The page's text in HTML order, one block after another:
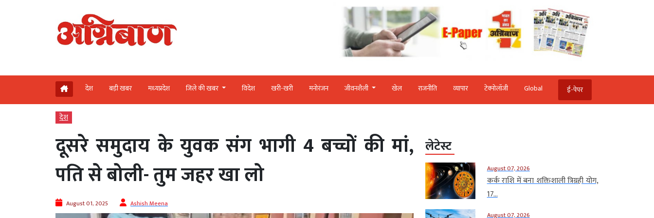
देश बड़ी खबर मध्‍यप्रदेश जिले की खबर विदेश खरी-खरी मनोरंजन जीवनशैली खेल राजनीति व्‍यापार टेक्‍नोलॉजी Global ई-पेपर
देश
दूसरे समुदाय के युवक संग भागी 4 बच्चों की मां,
पति से बोली- तुम जहर खा लो
August 01, 2025 Ashish Meena
लेटेस्ट
August 07, 2026
कर्क राशि में बना शक्तिशाली त्रिग्रही योग,
17...
August 07, 2026